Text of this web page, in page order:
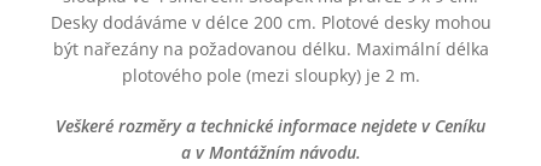
Desky dodáváme v délce 200 cm. Plotové desky mohou
být nařezány na požadovanou délku. Maximální délka
plotového pole (mezi sloupky) je 2 m.
Veškeré rozměry a technické informace nejdete v Ceníku
a v Montážním návodu.